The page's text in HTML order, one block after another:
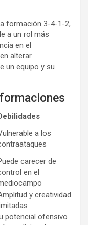
formación 3-4-1-2,
a un rol más
en el
alterar
un equipo y su
a los
carecer de
en el
y creatividad
potencial ofensivo